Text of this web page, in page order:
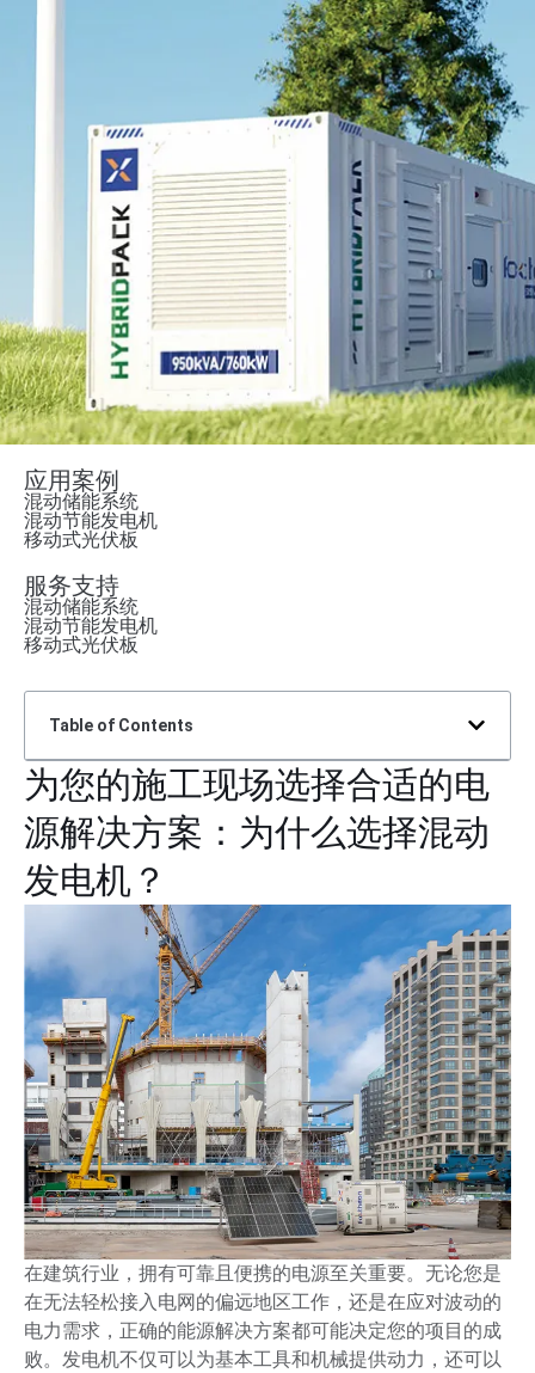
应用案例
混动储能系统
混动节能发电机
移动式光伏板
服务支持
混动储能系统
混动节能发电机
移动式光伏板
Table of Contents
为您的施工现场选择合适的电
源解决方案：为什么选择混动
发电机？
在建筑行业，拥有可靠且便携的电源至关重要。无论您是
在无法轻松接入电网的偏远地区工作，还是在应对波动的
电力需求，正确的能源解决方案都可能决定您的项目的成
败。发电机不仅可以为基本工具和机械提供动力，还可以